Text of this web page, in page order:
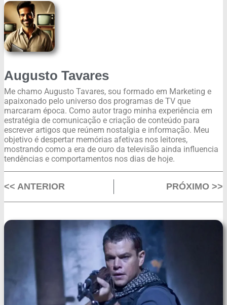
Augusto Tavares
Me chamo Augusto Tavares, sou formado em Marketing e
apaixonado pelo universo dos programas de TV que
marcaram época. Como autor trago minha experiência em
estratégia de comunicação e criação de conteúdo para
escrever artigos que reúnem nostalgia e informação. Meu
objetivo é despertar memórias afetivas nos leitores,
mostrando como a era de ouro da televisão ainda influencia
tendências e comportamentos nos dias de hoje.
<< ANTERIOR PRÓXIMO >>